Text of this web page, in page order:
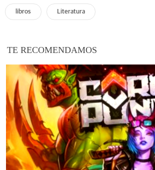
libros Literatura
TE RECOMENDAMOS